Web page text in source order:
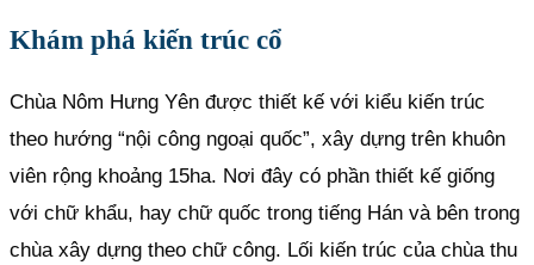
Khám phá kiến trúc cổ
Chùa Nôm Hưng Yên được thiết kế với kiểu kiến trúc
theo hướng “nội công ngoại quốc”, xây dựng trên khuôn
viên rộng khoảng 15ha. Nơi đây có phần thiết kế giống
với chữ khẩu, hay chữ quốc trong tiếng Hán và bên trong
chùa xây dựng theo chữ công. Lối kiến trúc của chùa thu